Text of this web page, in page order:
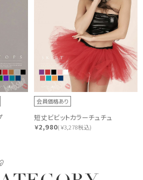
会員価格あり
短丈ビビットカラーチュチュ
￥2,980(￥3,278税込)